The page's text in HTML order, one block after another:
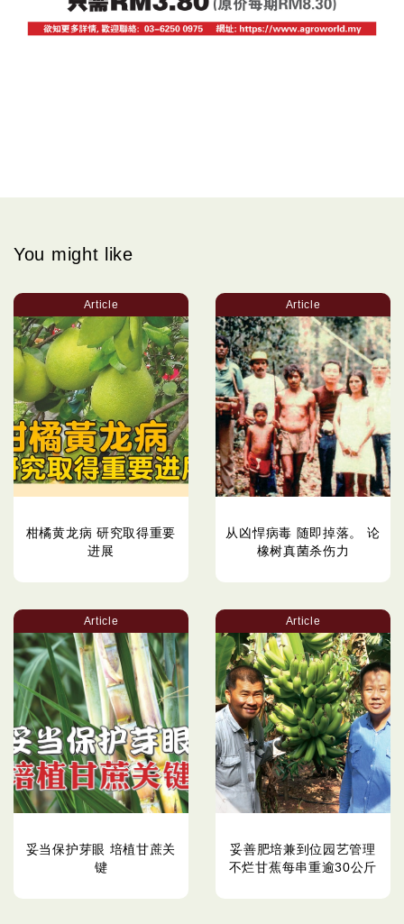
You might like
Article
柑橘黄龙病 研究取得重要
进展
Article
从凶悍病毒 随即掉落。 论
橡树真菌杀伤力
Article
妥当保护芽眼 培植甘蔗关
键
Article
妥善肥培兼到位园艺管理
不烂甘蕉每串重逾30公斤